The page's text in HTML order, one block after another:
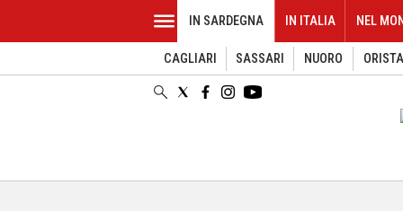
ORISTANO
IN SARDEGNA
CAGLIARI SASSARI NUORO
IN ITALIA NEL
EVENTI